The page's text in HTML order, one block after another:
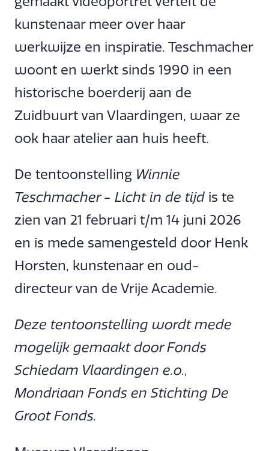
kunstenaar meer over haar
werkwijze en inspiratie. Teschmacher
woont en werkt sinds 1990 in een
historische boerderij aan de
Zuidbuurt van Vlaardingen, waar ze
ook haar atelier aan huis heeft.
De tentoonstelling Winnie
Teschmacher - Licht in de tijd is te
zien van 21 februari t/m 14 juni 2026
en is mede samengesteld door Henk
Horsten, kunstenaar en oud-
directeur van de Vrije Academie.
Deze tentoonstelling wordt mede
mogelijk gemaakt door Fonds
Schiedam Vlaardingen e.o.,
Mondriaan Fonds en Stichting De
Groot Fonds.